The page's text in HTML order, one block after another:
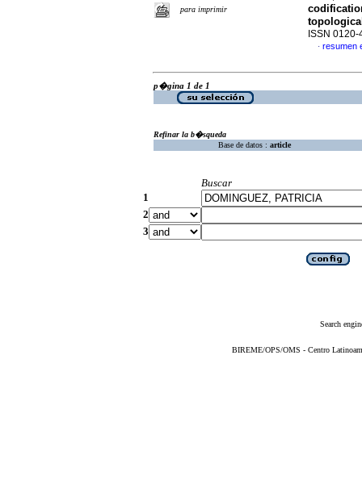
para imprimir
ISSN 0120-
· resumen
p�gina 1 de 1
Refinar la b�squeda
Base de datos : article
Buscar
1
2
3
Search
BIREME/OPS/OMS - Centro